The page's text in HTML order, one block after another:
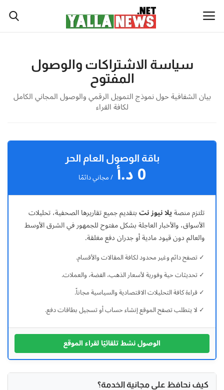
نت
News
ومباشرة
لأحدث
الأخبار
السياسية،
الاقتصادية،
والرياضية
أخبار العالم
أخبار الوطن العربي
رياضة
تكنولوجيا وعلوم
صحة ولياقة
أطباق من المطابخ العربية
سياحة وسفر
منوعات عامة
من نحن
سياسة الخصوصية
سياسة الاشتراكات والوصول
المفتوح
بيان الشفافية حول نموذج التمويل الرقمي والوصول المجاني الكامل
لكافة القراء
باقة الوصول العام الحر
0 د.أ / مجاني دائمًا
تلتزم منصةيلا نيوز نتبتقديم جميع تقاريرها الصحفية، تحليلات
الأسواق، والأخبار العاجلة بشكل مفتوح للجمهور في الشرق الأوسط
والعالم دون قيود مادية أو جدران دفع مغلقة.
✓ تصفح دائم وغير محدود لكافة المقالات والأقسام.
✓ تحديثات حية وفورية لأسعار الذهب، الفضة، والعملات.
✓ قراءة كافة التحليلات الاقتصادية والسياسية مجاناً.
✓ لا يتطلب تصفح الموقع إنشاء حساب أو تسجيل بطاقات دفع.
الوصول نشط تلقائيًا لقراء الموقع
كيف نحافظ على مجانية الخدمة؟